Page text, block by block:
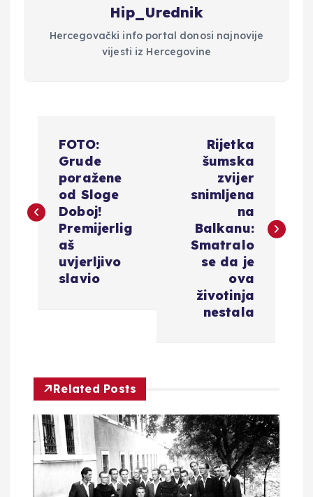
Hip_Urednik
Hercegovački info portal donosi najnovije
vijesti iz Hercegovine
v
a
o
FOTO:
Grude
poražene
od Sloge
Doboj!
Premijerlig
aš
uvjerljivo
slavio
Rijetka
šumska
zvijer
snimljena
na
Balkanu:
Smatralo
se da je
ova
životinja
nestala
Related Posts